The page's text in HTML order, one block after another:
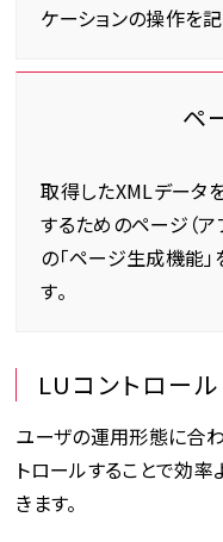
ケーションの操作を記
ペ
取得したXMLデータ
するためのページ（ア
の「ページ生成機能
す。
LUコントロール
ユーザの運用形態に合わ
トロールすることで効
きます。